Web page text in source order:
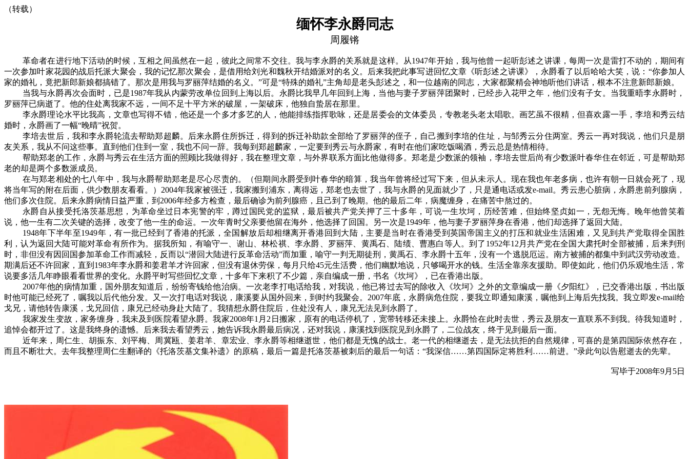
（转载）
缅怀李永爵同志
周履锵
革命者在进行地下活动的时候，互相之间虽然在一起，彼此之间常不交往。我与李永爵的关系就是这样。从1947年开始，我与他曾一起听彭述之讲课，每周一次是雷打不动的，期间有
一次参加叶家花园的战后托派大聚会，我的记忆那次聚会，是借用给刘光和魏秋开结婚派对的名义。后来我把此事写进回忆文章《听彭述之讲课》，永爵看了以后哈哈大笑，说：“你参加人
家的婚礼，竟把新郎新娘都搞错了。那次是用我与罗丽萍结婚的名义。”可是“特殊的婚礼”主角却是老头彭述之，和一位越南的同志，大家都聚精会神地听他们讲话，根本不注意新郎新娘。
当我与永爵再次会面时，已是1987年我从内蒙劳改单位回到上海以后。永爵比我早几年回到上海，当他与妻子罗丽萍团聚时，已经步入花甲之年，他们没有子女。当我重晤李永爵时，
罗丽萍已病逝了。他的住处离我家不远，一间不足十平方米的破屋，一架破床，他独自蛰居在那里。
李永爵理论水平比我高，文章也写得不错，他还是一个多才多艺的人，他能排练指挥歌咏，还是居委会的文体委员，专教老头老太唱歌。画艺虽不很精，但喜欢露一手，李培和秀云结
婚时，永爵画了一幅“晚晴”祝贺。
李培去世后，我和李永爵轮流去帮助郑超麟。后来永爵住所拆迁，得到的拆迁补助款全部给了罗丽萍的侄子，自己搬到李培的住址，与邹秀云分住两室。秀云一再对我说，他们只是朋
友关系，我从不问这些事。直到他们住到一室，我也不问一辞。我每到郑超麟家，一定要到秀云与永爵家，有时在他们家吃饭喝酒，秀云总是热情相待。
帮助郑老的工作，永爵与秀云在生活方面的照顾比我做得好，我在整理文章，与外界联系方面比他做得多。郑老是少数派的领袖，李培去世后尚有少数派叶春华住在邻近，可是帮助郑
老的却是两个多数派成员。
在与郑老相处的七八年中，我与永爵帮助郑老是尽心尽责的。（但期间永爵受到叶春华的暗算，我当年曾将经过写下来，但从未示人。现在我也年老多病，也许有朝一日就会死了，现
将当年写的附在后面，供少数朋友看看。） 2004年我家被强迁，我家搬到浦东，离得远，郑老也去世了，我与永爵的见面就少了，只是通电话或发e-mail。秀云患心脏病，永爵患前列腺病，
他们多次住院。后来永爵病情日益严重，到 2006年经多方检查，最后确诊为前列腺癌，且己到了晚期。他的最后二年，病魔缠身，在痛苦中熬过的。
永爵自从接受托洛茨基思想，为革命坐过日本宪警的牢，蹲过国民党的监狱，最后被共产党关押了三十多年，可说一生坎坷，历经苦难，但始终坚贞如一，无怨无悔。晚年他曾笑着
说，他一生有二次关键的选择，改变了他一生的命运。一次年青时父亲要他留在海外，他选择了回国。另一次是1949年，他与妻子罗丽萍身在香港，他们却选择了返回大陆。
1948年下半年至1949年，有一批已经到了香港的托派，全国解放后却相继离开香港回到大陆，主要是当时在香港受到英国帝国主义的打压和就业生活困难，又见到共产党取得全国胜
利，认为返回大陆可能对革命有所作为。据我所知，有喻守一、谢山、林松祺、李永爵、罗丽萍、黄禹石、陆绩、曹惠白等人。到了 1952年12 月共产党在全国大肃托时全部被捕，后来判刑
时，非但没有因回国参加革命工作而减轻，反而以“潜回大陆进行反革命活动”而加重，喻守一判无期徒刑，黄禹石、李永爵十五年，没有一个逃脱厄运。南方被捕的都集中到武汉劳动改造。
期满后还不许回家，直到 1983年李永爵和姜君羊才许回家，但没有退休劳保，每月只给45元生活费，他们幽默地说，只够喝开水的钱。生活全靠亲友援助。即使如此，他们仍乐观地生活，常
说要多活几年睁眼看看世界的变化。永爵平时写些回忆文章，十多年下来积了不少篇，亲自编成一册，书名《坎坷》，已在香港出版。
2007年他的病情加重，国外朋友知道后，纷纷寄钱给他治病。一次老李打电话给我，对我说，他已将过去写的除收入《坎坷》之外的文章编成一册《夕阳红》，已交香港出版，书出版
时他可能已经死了，嘱我以后代他分发。又一次打电话对我说，康溪要从国外回来，到时约我聚会。 2007年底，永爵病危住院，要我立即通知康溪，嘱他到上海后先找我。我立即发e-mail给
戈兄，请他转告康溪，戈兄回信，康兄已经动身赴大陆了。我猜想永爵住院后，住处没有人，康兄无法见到永爵了。
我家发生变故，家务缠身，我未及到医院看望永爵。我家2008年1 月 2 日搬家，原有的电话停机了，宽带转移还未接上。永爵恰在此时去世，秀云及朋友一直联系不到我。待我知道时，
追悼会都开过了。这是我终身的遗憾。后来我去看望秀云，她告诉我永爵最后病况，还对我说，康溪找到医院见到永爵了，二位战友，终于见到最后一面。
近年来，周仁生、胡振东、刘平梅、周冀瓯、姜君羊、章宏业、李永爵等相继逝世，他们都是无愧的战士。老一代的相继逝去，是无法抗拒的自然规律，可喜的是第四国际依然存在，
而且不断壮大。去年我整理周仁生翻译的《托洛茨基文集补遗》的原稿，最后一篇是托洛茨基被刺后的最后一句话：“我深信……第四国际定将胜利……前进。”录此句以告慰逝去的先辈。
写毕于2008年9月 5日